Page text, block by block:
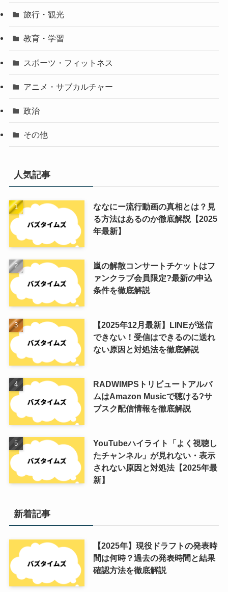
旅行・観光
教育・学習
スポーツ・フィットネス
アニメ・サブカルチャー
政治
その他
人気記事
ななにー流行動画の真相とは？見
る方法はあるのか徹底解説【2025
年最新】
嵐の解散コンサートチケットはフ
ァンクラブ会員限定?最新の申込
条件を徹底解説
【2025年12月最新】LINEが送信
できない！受信はできるのに送れ
ない原因と対処法を徹底解説
RADWIMPSトリビュートアルバ
ムはAmazon Musicで聴ける?サ
ブスク配信情報を徹底解説
YouTubeハイライト「よく視聴し
たチャンネル」が見れない・表示
されない原因と対処法【2025年最
新】
新着記事
【2025年】現役ドラフトの発表時
間は何時？過去の発表時間と結果
確認方法を徹底解説